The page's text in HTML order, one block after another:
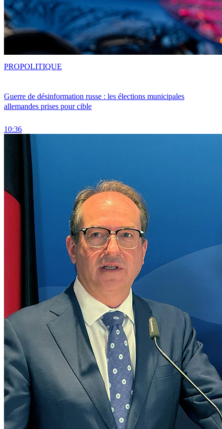
Guerre de désinformation russe : les élections municipales
allemandes prises pour cible
10:36
PROPOLITIQUE